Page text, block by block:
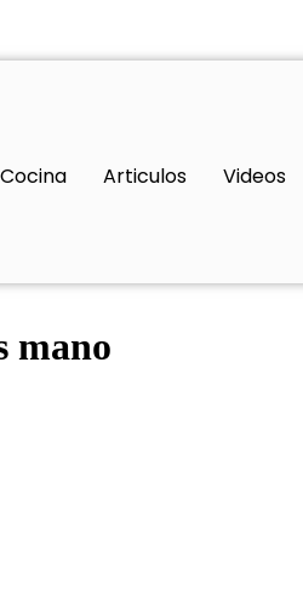
Cocina Articulos Videos
mano